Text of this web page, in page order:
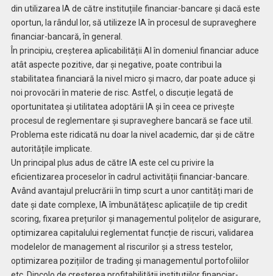
din utilizarea IA de către instituțiile financiar-bancare și dacă este
oportun, la rândul lor, să utilizeze IA în procesul de supraveghere
financiar-bancară, în general.
În principiu, creșterea aplicabilității AI în domeniul financiar aduce
atât aspecte pozitive, dar și negative, poate contribui la
stabilitatea financiară la nivel micro și macro, dar poate aduce și
noi provocări în materie de risc. Astfel, o discuție legată de
oportunitatea și utilitatea adoptării IA și în ceea ce privește
procesul de reglementare și supraveghere bancară se face util.
Problema este ridicată nu doar la nivel academic, dar și de către
autoritățile implicate.
Un principal plus adus de către IA este cel cu privire la
eficientizarea proceselor în cadrul activității financiar-bancare.
Având avantajul prelucrării în timp scurt a unor cantități mari de
date și date complexe, IA îmbunătățesc aplicațiile de tip credit
scoring, fixarea prețurilor și managementul polițelor de asigurare,
optimizarea capitalului reglementat funcție de riscuri, validarea
modelelor de management al riscurilor și a stress testelor,
optimizarea pozițiilor de trading și managementul portofoliilor